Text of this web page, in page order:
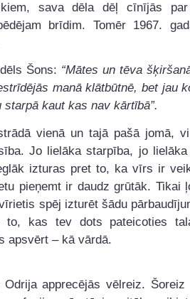
sava dēla dēļ cīnījās par
brīdim. Tomēr 1967.
Šons: “Mātes un tēva
manā klātbūtnē, bet jau
kaut kas nav kārtībā”.
vienā un tajā pašā jomā,
Jo lielāka starpība, jo lielāka
izturas pret to, ka vīrs ir
pieņemt ir daudz grūtāk. Tikai
spēj izturēt šādu
to, kas tev dots pateicoties
apsvērt – kā vārdā.
apprecējās vēlreiz. Šoreiz